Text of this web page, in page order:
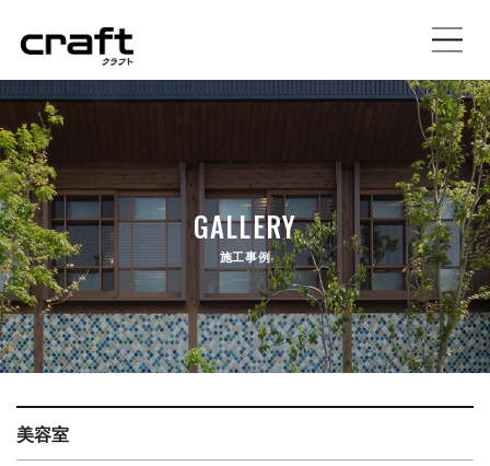
施工事例
イベント情報
土地情報
craftの家づくり
注文住宅
店舗設計
GALLERY
施工事例
美容室